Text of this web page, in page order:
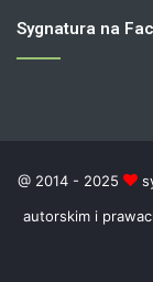
Sygnatura na
@ 2014 - 2025
autorskim i